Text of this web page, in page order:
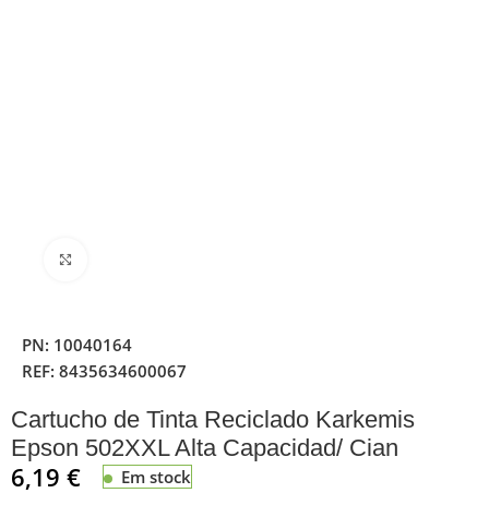
PN: 10040164
REF:8435634600067
Cartucho de Tinta Reciclado Karkemis
Epson 502XXL Alta Capacidad/ Cian
6,19€ Em stock